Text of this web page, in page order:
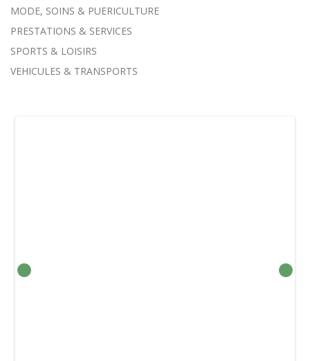
MODE, SOINS & PUERICULTURE
PRESTATIONS & SERVICES
SPORTS & LOISIRS
VEHICULES & TRANSPORTS